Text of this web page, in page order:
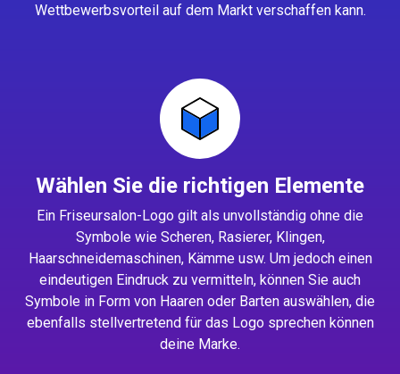
Wettbewerbsvorteil auf dem Markt verschaffen kann.
Wählen Sie die richtigen Elemente
Ein Friseursalon-Logo gilt als unvollständig ohne die
Symbole wie Scheren, Rasierer, Klingen,
Haarschneidemaschinen, Kämme usw. Um jedoch einen
eindeutigen Eindruck zu vermitteln, können Sie auch
Symbole in Form von Haaren oder Barten auswählen, die
ebenfalls stellvertretend für das Logo sprechen können
deine Marke.